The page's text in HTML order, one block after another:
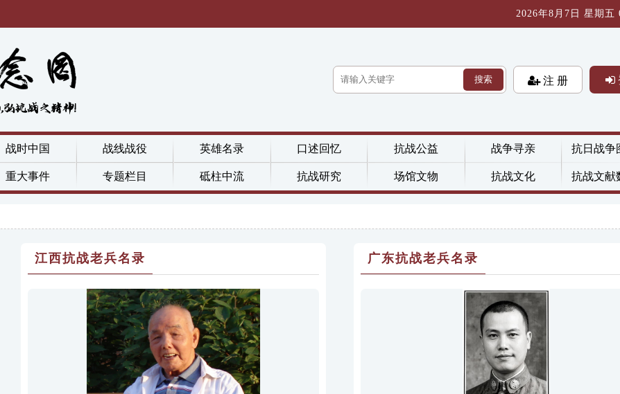
2026年8月7日 星期五
搜索 注 册
战时中国 战线战役 英雄名录 口述回忆 抗战公益 战争寻亲 抗日战争
重大事件 专题栏目 砥柱中流 抗战研究 场馆文物 抗战文化 抗战文献
江西抗战老兵名录 广东抗战老兵名录